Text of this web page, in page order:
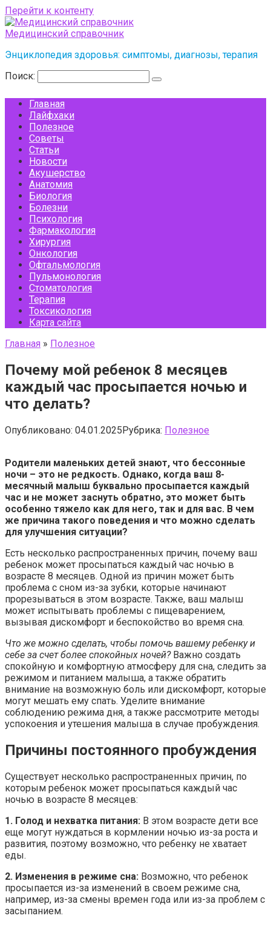
Перейти к контенту
Медицинский справочник
Энциклопедия здоровья: симптомы, диагнозы, терапия
Поиск:
Главная
Лайфхаки
Полезное
Советы
Статьи
Новости
Акушерство
Анатомия
Биология
Болезни
Психология
Фармакология
Хирургия
Онкология
Офтальмология
Пульмонология
Стоматология
Терапия
Токсикология
Карта сайта
Главная » Полезное
Почему мой ребенок 8 месяцев
каждый час просыпается ночью и
что делать?
Опубликовано: 04.01.2025Рубрика: Полезное
Родители маленьких детей знают, что бессонные
ночи – это не редкость. Однако, когда ваш 8-
месячный малыш буквально просыпается каждый
час и не может заснуть обратно, это может быть
особенно тяжело как для него, так и для вас. В чем
же причина такого поведения и что можно сделать
для улучшения ситуации?
Есть несколько распространенных причин, почему ваш
ребенок может просыпаться каждый час ночью в
возрасте 8 месяцев. Одной из причин может быть
проблема с сном из-за зубки, которые начинают
прорезываться в этом возрасте. Также, ваш малыш
может испытывать проблемы с пищеварением,
вызывая дискомфорт и беспокойство во время сна.
Что же можно сделать, чтобы помочь вашему ребенку и
себе за счет более спокойных ночей?Важно создать
спокойную и комфортную атмосферу для сна, следить за
режимом и питанием малыша, а также обратить
внимание на возможную боль или дискомфорт, которые
могут мешать ему спать. Уделите внимание
соблюдению режима дня, а также рассмотрите методы
успокоения и утешения малыша в случае пробуждения.
Причины постоянного пробуждения
Существует несколько распространенных причин, по
которым ребенок может просыпаться каждый час
ночью в возрасте 8 месяцев:
1. Голод и нехватка питания: В этом возрасте дети все
еще могут нуждаться в кормлении ночью из-за роста и
развития, поэтому возможно, что ребенку не хватает
еды.
2. Изменения в режиме сна: Возможно, что ребенок
просыпается из-за изменений в своем режиме сна,
например, из-за смены времен года или из-за проблем с
засыпанием.